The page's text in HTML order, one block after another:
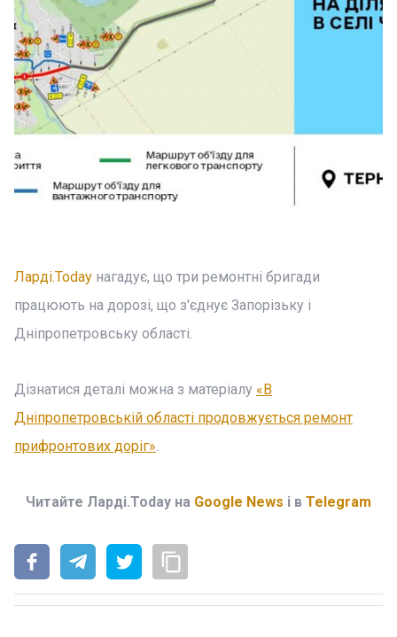
Ларді.Today нагадує, що три ремонтні бригади
працюють на дорозі, що з'єднує Запорізьку і
Дніпропетровську області.
Дізнатися деталі можна з матеріалу «В
Дніпропетровській області продовжується ремонт
прифронтових доріг».
Читайте Ларді.Today на Google News і в Telegram